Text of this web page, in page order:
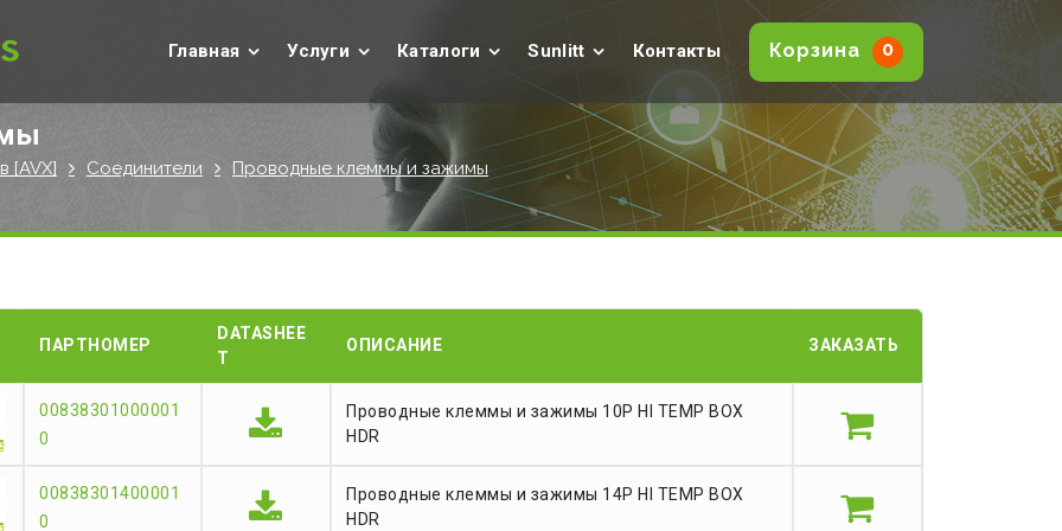
Главная Услуги Каталоги Sunlitt Контакты Корзина 0
[AVX] Соединители Проводные клеммы и зажимы
ПАРТНОМЕР
DATASHEE
T
ОПИСАНИЕ ЗАКАЗАТЬ
00838301000001
0
Проводные клеммы и зажимы 10P HI TEMP BOX
HDR
00838301400001
0
Проводные клеммы и зажимы 14P HI TEMP BOX
HDR